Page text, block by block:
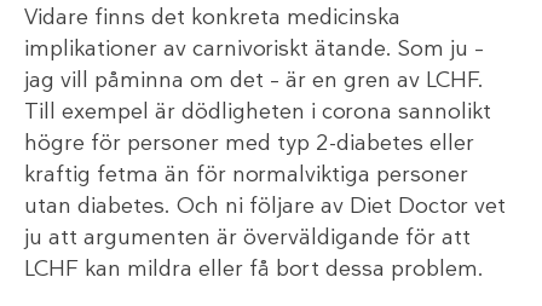
Vidare finns det konkreta medicinska
implikationer av carnivoriskt ätande. Som ju –
jag vill påminna om det – är en gren av LCHF.
Till exempel är dödligheten i corona sannolikt
högre för personer med typ 2-diabetes eller
kraftig fetma än för normalviktiga personer
utan diabetes. Och ni följare av Diet Doctor vet
ju att argumenten är överväldigande för att
LCHF kan mildra eller få bort dessa problem.